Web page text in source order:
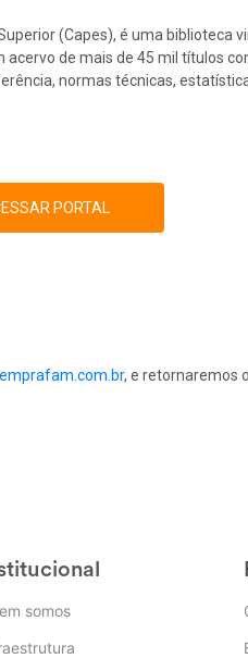
(Capes), é uma biblioteca
de mais de 45 mil títulos
normas técnicas,
PORTAL
, e retornaremos
somos